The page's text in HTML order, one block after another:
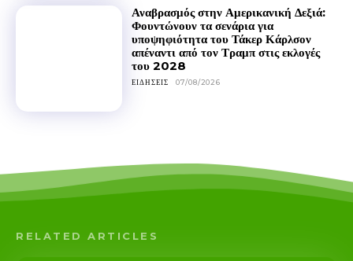
Αναβρασμός στην Αμερικανική Δεξιά:
Φουντώνουν τα σενάρια για
υποψηφιότητα του Τάκερ Κάρλσον
απέναντι από τον Τραμπ στις εκλογές
του 2028
ΕΙΔΉΣΕΙΣ 07/08/2026
RELATED ARTICLES